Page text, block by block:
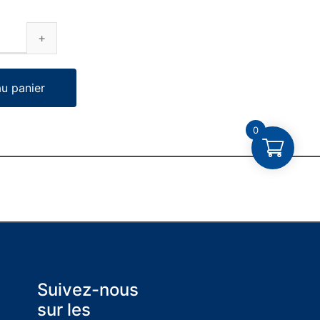
panier
Suivez-nous
sur les
0